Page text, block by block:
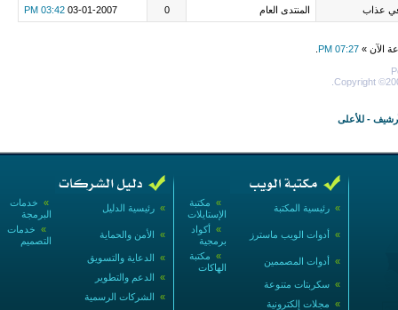
عذاب المنتدى العام 0
03-01-2007
03:42 PM
الآن » 07:27 PM
Copyright
- للأعلى
» خدمات
البرمجة
» رئيسية الدليل
» خدمات
التصميم
» الأمن والحماية
» الدعاية والتسويق
» الدعم والتطوير
» الشركات الرسمية
» مكتبة
الإستايلات
» رئيسية المكتبة
» أكواد
برمجية
» أدوات الويب ماسترز
» مكتبة
الهاكات
» أدوات المصممين
» سكربتات متنوعة
» مجلات إلكترونية